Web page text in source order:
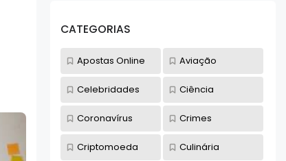
CATEGORIAS
Apostas Online Aviação
Celebridades Ciência
Coronavírus Crimes
Criptomoeda Culinária